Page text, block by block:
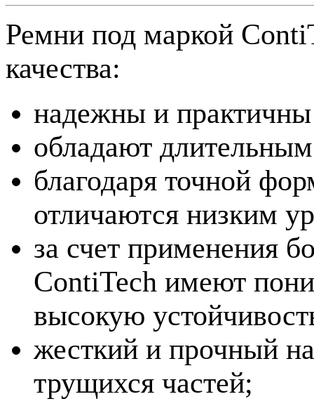
Ремни под маркой
качества:
надежны и практичны
обладают
благодаря точной
отличаются низким
за счет применения
ContiTech имеют
высокую
жесткий и прочный
трущихся частей;